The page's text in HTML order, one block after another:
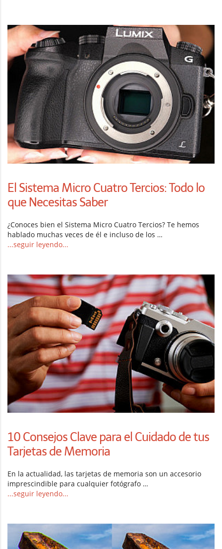
El Sistema Micro Cuatro Tercios: Todo lo
que Necesitas Saber
¿Conoces bien el Sistema Micro Cuatro Tercios? Te hemos
hablado muchas veces de él e incluso de los …
...seguir leyendo...
10 Consejos Clave para el Cuidado de tus
Tarjetas de Memoria
En la actualidad, las tarjetas de memoria son un accesorio
imprescindible para cualquier fotógrafo …
...seguir leyendo...